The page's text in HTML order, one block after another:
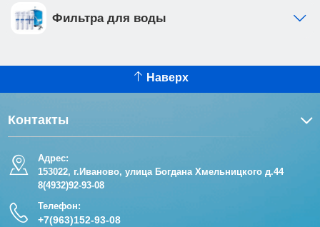
цельнолитой сливной бачок из HDPE пластика
имеет шумоизоляцию, так же в комплекте идет
перелива • впускной кран позволяет перекрыть
поток воды в бачок отдельно от общей системы
антикоррозийным покрытием, что обеспечивает
надежность и долговечность Клавиша смыва
10 мм, она идеально впишется в современный
Фильтра для воды
Наверх
Контакты
Адрес:
153022, г.Иваново, улица Богдана Хмельницкого д.44
8(4932)92-93-08
Телефон:
+7(963)152-93-08